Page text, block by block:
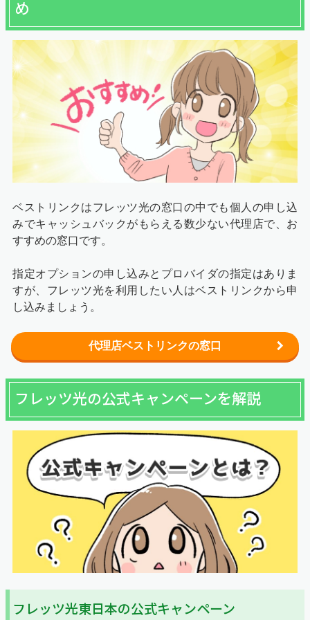
め
ベストリンクはフレッツ光の窓口の中でも個人の申し込
みでキャッシュバックがもらえる数少ない代理店で、お
すすめの窓口です。
指定オプションの申し込みとプロバイダの指定はありま
すが、フレッツ光を利用したい人はベストリンクから申
し込みましょう。
代理店ベストリンクの窓口
フレッツ光の公式キャンペーンを解説
フレッツ光東日本の公式キャンペーン